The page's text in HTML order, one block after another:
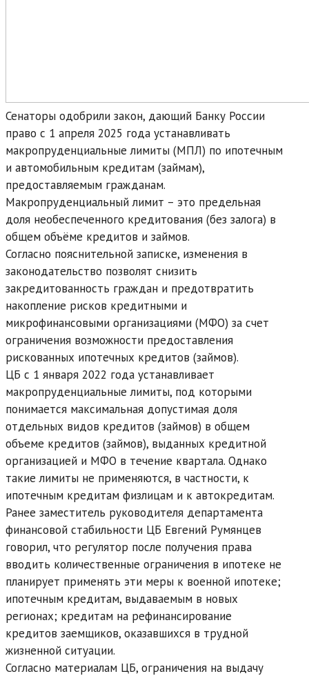
Сенаторы одобрили закон, дающий Банку России
право с 1 апреля 2025 года устанавливать
макропруденциальные лимиты (МПЛ) по ипотечным
и автомобильным кредитам (займам),
предоставляемым гражданам.
Макропруденциальный лимит – это предельная
доля необеспеченного кредитования (без залога) в
общем объёме кредитов и займов.
Согласно пояснительной записке, изменения в
законодательство позволят снизить
закредитованность граждан и предотвратить
накопление рисков кредитными и
микрофинансовыми организациями (МФО) за счет
ограничения возможности предоставления
рискованных ипотечных кредитов (займов).
ЦБ с 1 января 2022 года устанавливает
макропруденциальные лимиты, под которыми
понимается максимальная допустимая доля
отдельных видов кредитов (займов) в общем
объеме кредитов (займов), выданных кредитной
организацией и МФО в течение квартала. Однако
такие лимиты не применяются, в частности, к
ипотечным кредитам физлицам и к автокредитам.
Ранее заместитель руководителя департамента
финансовой стабильности ЦБ Евгений Румянцев
говорил, что регулятор после получения права
вводить количественные ограничения в ипотеке не
планирует применять эти меры к военной ипотеке;
ипотечным кредитам, выдаваемым в новых
регионах; кредитам на рефинансирование
кредитов заемщиков, оказавшихся в трудной
жизненной ситуации.
Согласно материалам ЦБ, ограничения на выдачу